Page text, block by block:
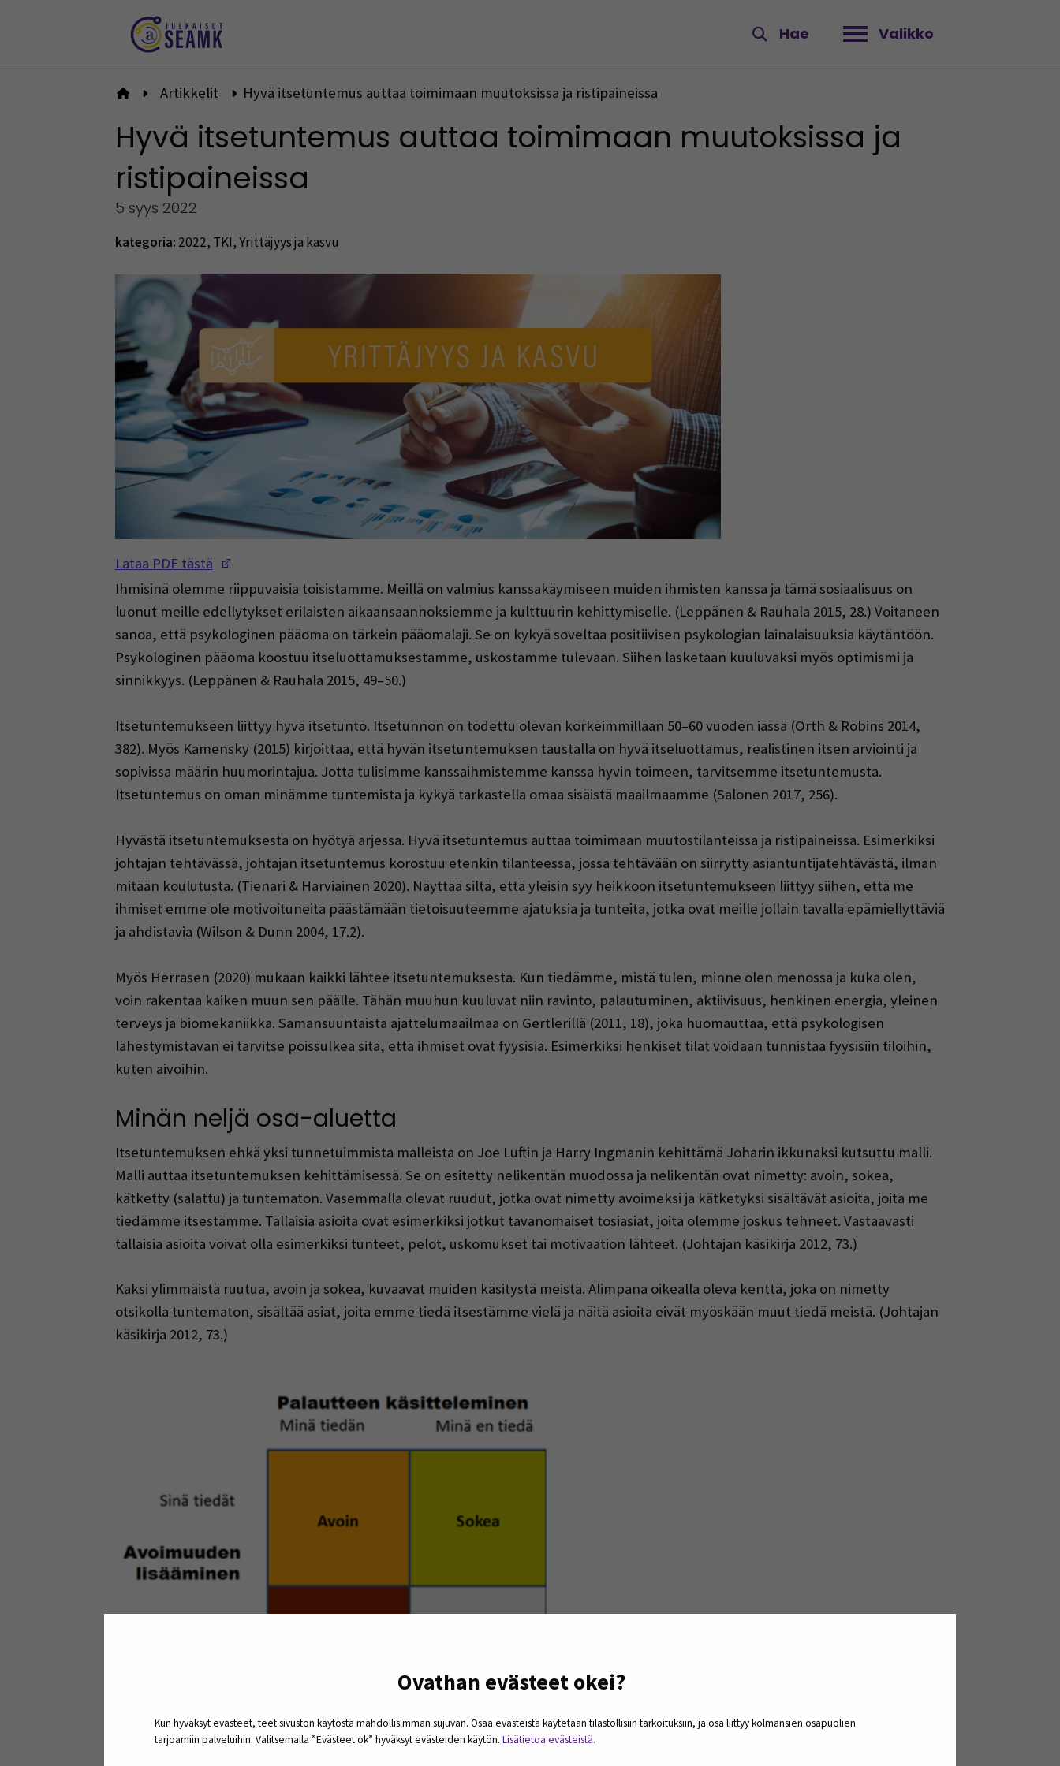
Ovathan evästeet okei?
Kun hyväksyt evästeet, teet sivuston käytöstä mahdollisimman sujuvan. Osaa evästeistä käytetään tilastollisiin tarkoituksiin, ja osa liittyy kolmansien osapuolien
tarjoamiin palveluihin. Valitsemalla ”Evästeet ok” hyväksyt evästeiden käytön. Lisätietoa evästeistä.
Hae Valikko
Avaa valikko
Etusivulle
Artikkelit Hyvä itsetuntemus auttaa toimimaan muutoksissa ja ristipaineissa
Hyvä itsetuntemus auttaa toimimaan muutoksissa ja
ristipaineissa
5 syys 2022
kategoria: 2022, TKI,Yrittäjyys ja kasvu
Lataa PDF tästä
Ihmisinä olemme riippuvaisia toisistamme. Meillä on valmius kanssakäymiseen muiden ihmisten kanssa ja tämä sosiaalisuus on
luonut meille edellytykset erilaisten aikaansaannoksiemme ja kulttuurin kehittymiselle. (Leppänen & Rauhala 2015, 28.) Voitaneen
sanoa, että psykologinen pääoma on tärkein pääomalaji. Se on kykyä soveltaa positiivisen psykologian lainalaisuuksia käytäntöön.
Psykologinen pääoma koostuu itseluottamuksestamme, uskostamme tulevaan. Siihen lasketaan kuuluvaksi myös optimismi ja
sinnikkyys. (Leppänen & Rauhala 2015, 49–50.)
Itsetuntemukseen liittyy hyvä itsetunto. Itsetunnon on todettu olevan korkeimmillaan 50–60 vuoden iässä (Orth & Robins 2014,
382). Myös Kamensky (2015) kirjoittaa, että hyvän itsetuntemuksen taustalla on hyvä itseluottamus, realistinen itsen arviointi ja
sopivissa määrin huumorintajua. Jotta tulisimme kanssaihmistemme kanssa hyvin toimeen, tarvitsemme itsetuntemusta.
Itsetuntemus on oman minämme tuntemista ja kykyä tarkastella omaa sisäistä maailmaamme (Salonen 2017, 256).
Hyvästä itsetuntemuksesta on hyötyä arjessa. Hyvä itsetuntemus auttaa toimimaan muutostilanteissa ja ristipaineissa. Esimerkiksi
johtajan tehtävässä, johtajan itsetuntemus korostuu etenkin tilanteessa, jossa tehtävään on siirrytty asiantuntijatehtävästä, ilman
mitään koulutusta. (Tienari & Harviainen 2020). Näyttää siltä, että yleisin syy heikkoon itsetuntemukseen liittyy siihen, että me
ihmiset emme ole motivoituneita päästämään tietoisuuteemme ajatuksia ja tunteita, jotka ovat meille jollain tavalla epämiellyttäviä
ja ahdistavia (Wilson & Dunn 2004, 17.2).
Myös Herrasen (2020) mukaan kaikki lähtee itsetuntemuksesta. Kun tiedämme, mistä tulen, minne olen menossa ja kuka olen,
voin rakentaa kaiken muun sen päälle. Tähän muuhun kuuluvat niin ravinto, palautuminen, aktiivisuus, henkinen energia, yleinen
terveys ja biomekaniikka. Samansuuntaista ajattelumaailmaa on Gertlerillä (2011, 18), joka huomauttaa, että psykologisen
lähestymistavan ei tarvitse poissulkea sitä, että ihmiset ovat fyysisiä. Esimerkiksi henkiset tilat voidaan tunnistaa fyysisiin tiloihin,
kuten aivoihin.
Minän neljä osa-aluetta
Itsetuntemuksen ehkä yksi tunnetuimmista malleista on Joe Luftin ja Harry Ingmanin kehittämä Joharin ikkunaksi kutsuttu malli.
Malli auttaa itsetuntemuksen kehittämisessä. Se on esitetty nelikentän muodossa ja nelikentän ovat nimetty: avoin, sokea,
kätketty (salattu) ja tuntematon. Vasemmalla olevat ruudut, jotka ovat nimetty avoimeksi ja kätketyksi sisältävät asioita, joita me
tiedämme itsestämme. Tällaisia asioita ovat esimerkiksi jotkut tavanomaiset tosiasiat, joita olemme joskus tehneet. Vastaavasti
tällaisia asioita voivat olla esimerkiksi tunteet, pelot, uskomukset tai motivaation lähteet. (Johtajan käsikirja 2012, 73.)
Kaksi ylimmäistä ruutua, avoin ja sokea, kuvaavat muiden käsitystä meistä. Alimpana oikealla oleva kenttä, joka on nimetty
otsikolla tuntematon, sisältää asiat, joita emme tiedä itsestämme vielä ja näitä asioita eivät myöskään muut tiedä meistä. (Johtajan
käsikirja 2012, 73.)
Kuvio 1. Joharin ikkuna. (Vamennus Oy Liitos).